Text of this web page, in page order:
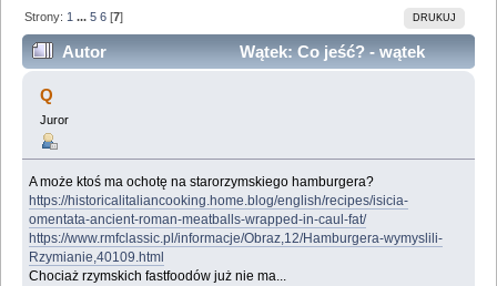
DRUKUJ
Strony: 1 ...5 6 [7]
Autor
Wątek: Co jeść? - wątek
kulinarny (Przeczytany 261080 razy)
Q
Juror
A może ktoś ma ochotę na starorzymskiego hamburgera?
https://historicalitaliancooking.home.blog/english/recipes/isicia-
omentata-ancient-roman-meatballs-wrapped-in-caul-fat/
https://www.rmfclassic.pl/informacje/Obraz,12/Hamburgera-wymyslili-
Rzymianie,40109.html
Chociaż rzymskich fastfoodów już nie ma...